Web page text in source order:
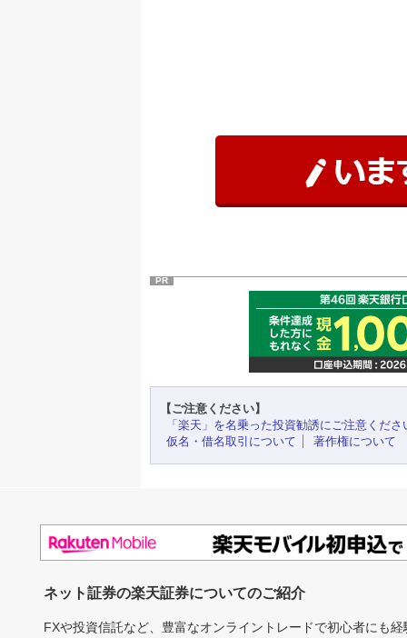
PR
【ご注意ください】
「楽天」を名乗った投資勧誘にご注意くださ
仮名・借名取引について
著作権について
ネット証券の楽天証券についてのご紹介
FXや投資信託など、豊富なオンライントレードで初心者にも